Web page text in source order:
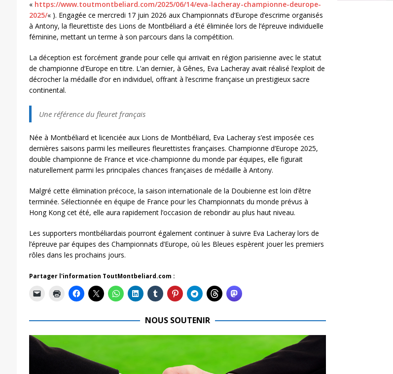
« https://www.toutmontbeliard.com/2025/06/14/eva-lacheray-championne-deurope-
2025/« ). Engagée ce mercredi 17 juin 2026 aux Championnats d’Europe d’escrime organisés
à Antony, la fleurettiste des Lions de Montbéliard a été éliminée lors de l’épreuve individuelle
féminine, mettant un terme à son parcours dans la compétition.
La déception est forcément grande pour celle qui arrivait en région parisienne avec le statut
de championne d’Europe en titre. L’an dernier, à Gênes, Eva Lacheray avait réalisé l’exploit de
décrocher la médaille d’or en individuel, offrant à l’escrime française un prestigieux sacre
continental.
Une référence du fleuret français
Née à Montbéliard et licenciée aux Lions de Montbéliard, Eva Lacheray s’est imposée ces
dernières saisons parmi les meilleures fleurettistes françaises. Championne d’Europe 2025,
double championne de France et vice-championne du monde par équipes, elle figurait
naturellement parmi les principales chances françaises de médaille à Antony.
Malgré cette élimination précoce, la saison internationale de la Doubienne est loin d’être
terminée. Sélectionnée en équipe de France pour les Championnats du monde prévus à
Hong Kong cet été, elle aura rapidement l’occasion de rebondir au plus haut niveau.
Les supporters montbéliardais pourront également continuer à suivre Eva Lacheray lors de
l’épreuve par équipes des Championnats d’Europe, où les Bleues espèrent jouer les premiers
rôles dans les prochains jours.
Partager l'information ToutMontbeliard.com :
NOUS SOUTENIR